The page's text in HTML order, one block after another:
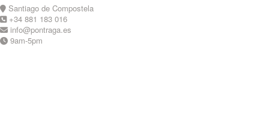
Skip
to
content
Santiago de Compostela
+34 881 183 016
info@pontraga.es
9am-5pm